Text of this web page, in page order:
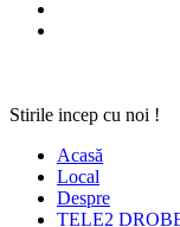
Stirile incep cu noi !
Acasă
Local
Despre
TELE2